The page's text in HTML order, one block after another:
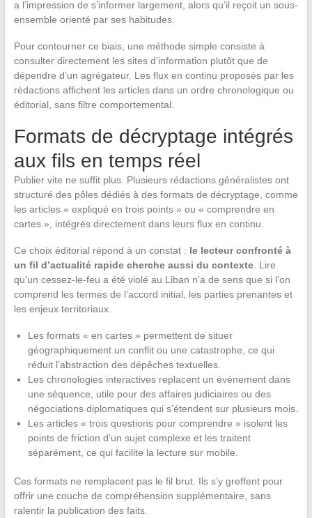
a l’impression de s’informer largement, alors qu’il reçoit un sous-
ensemble orienté par ses habitudes.
Pour contourner ce biais, une méthode simple consiste à
consulter directement les sites d’information plutôt que de
dépendre d’un agrégateur. Les flux en continu proposés par les
rédactions affichent les articles dans un ordre chronologique ou
éditorial, sans filtre comportemental.
Formats de décryptage intégrés
aux fils en temps réel
Publier vite ne suffit plus. Plusieurs rédactions généralistes ont
structuré des pôles dédiés à des formats de décryptage, comme
les articles « expliqué en trois points » ou « comprendre en
cartes », intégrés directement dans leurs flux en continu.
Ce choix éditorial répond à un constat : le lecteur confronté à
un fil d’actualité rapide cherche aussi du contexte. Lire
qu’un cessez-le-feu a été violé au Liban n’a de sens que si l’on
comprend les termes de l’accord initial, les parties prenantes et
les enjeux territoriaux.
Les formats « en cartes » permettent de situer
géographiquement un conflit ou une catastrophe, ce qui
réduit l’abstraction des dépêches textuelles.
Les chronologies interactives replacent un événement dans
une séquence, utile pour des affaires judiciaires ou des
négociations diplomatiques qui s’étendent sur plusieurs mois.
Les articles « trois questions pour comprendre » isolent les
points de friction d’un sujet complexe et les traitent
séparément, ce qui facilite la lecture sur mobile.
Ces formats ne remplacent pas le fil brut. Ils s’y greffent pour
offrir une couche de compréhension supplémentaire, sans
ralentir la publication des faits.